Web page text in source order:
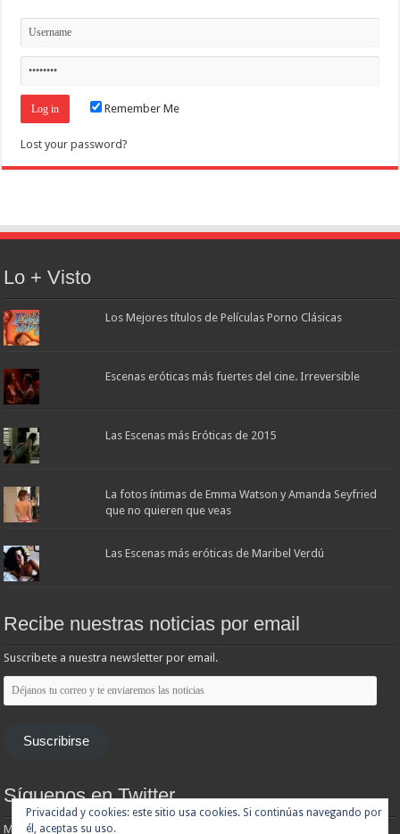
Remember Me
Lost your password?
Lo + Visto
Los Mejores títulos de Películas Porno Clásicas
Escenas eróticas más fuertes del cine. Irreversible
Las Escenas más Eróticas de 2015
La fotos íntimas de Emma Watson y Amanda Seyfried
que no quieren que veas
Las Escenas más eróticas de Maribel Verdú
Recibe nuestras noticias por email
Suscribete a nuestra newsletter por email.
Déjanos
tu
correo
enviaremos
Suscribirse
Síguenos en Twitter
Mis tuits
Privacidad y cookies: este sitio usa cookies. Si continúas navegando por
él, aceptas su uso.